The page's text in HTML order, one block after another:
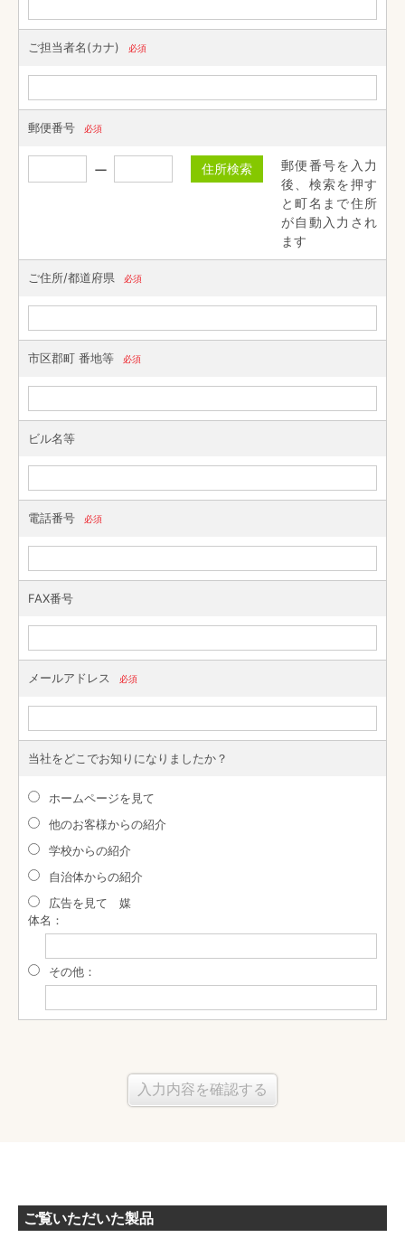
ご担当者名(カナ) 必須
郵便番号 必須
住所検索
郵便番号を入力
後、検索を押す
と町名まで住所
が自動入力され
ます
ご住所/都道府県 必須
市区郡町 番地等 必須
ビル名等
電話番号 必須
FAX番号
メールアドレス 必須
当社をどこでお知りになりましたか？
ホームページを見て
他のお客様からの紹介
学校からの紹介
自治体からの紹介
広告を見て 媒
体名：
その他：
ご覧いただいた製品